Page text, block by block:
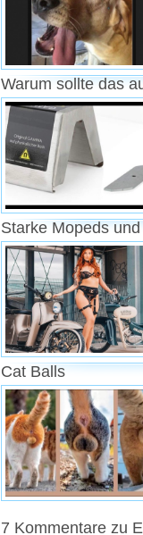
Warum sollte das
Starke Mopeds
Cat Balls
7 Kommentare zu